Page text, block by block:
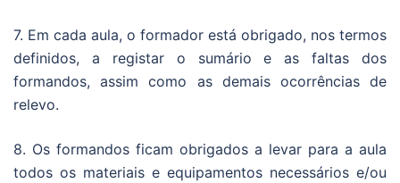
7. Em cada aula, o formador está obrigado, nos termos
definidos, a registar o sumário e as faltas dos
formandos, assim como as demais ocorrências de
relevo.
8. Os formandos ficam obrigados a levar para a aula
todos os materiais e equipamentos necessários e/ou